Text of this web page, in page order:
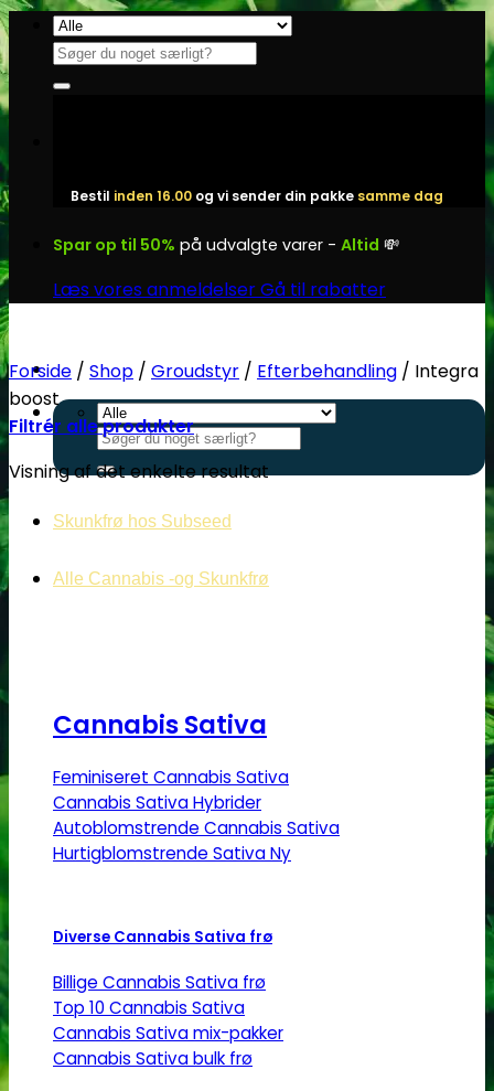
Fortsæt
indhold
Søg
efter:
Bestil inden 16.00 og vi sender din pakke samme dag
Spar op til 50% på udvalgte varer - Altid 💸
Læs vores anmeldelserGå til rabatter
Søg
efter:
Skunkfrø hos Subseed
Alle Cannabis -og Skunkfrø
Cannabis Sativa
Feminiseret Cannabis Sativa
Cannabis Sativa Hybrider
Autoblomstrende Cannabis Sativa
Hurtigblomstrende Sativa
Diverse Cannabis Sativa frø
Billige Cannabis Sativa frø
Top 10 Cannabis Sativa
Cannabis Sativa mix-pakker
Cannabis Sativa bulk frø
Forside / Shop / Groudstyr / Efterbehandling / Integra
boost
Filtrér alle produkter
Visning af det enkelte resultat